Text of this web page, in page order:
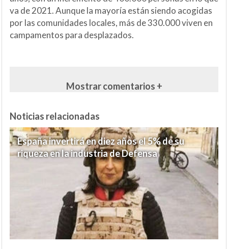
va de 2021. Aunque la mayoría están siendo acogidas
por las comunidades locales, más de 330.000 viven en
campamentos para desplazados.
Mostrar comentarios +
Noticias relacionadas
España invertirá en diez años el 5% de su
riqueza en la industria de Defensa